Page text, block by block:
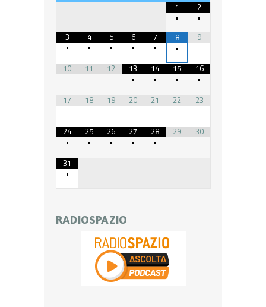
1
•
2
•
3
•
4
•
5
•
6
•
7
•
8
•
9
10 11 12
13
•
14
•
15
•
16
•
17
18 19 20 21 22 23
24
•
25
•
26
•
27
•
28
•
29 30
31
•
RADIOSPAZIO